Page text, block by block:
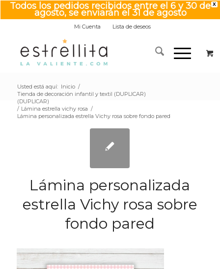
X
Todos los pedidos recibidos entre el 6 y 30 de
agosto, se enviarán el 31 de agosto
Mi Cuenta Lista de deseos
Usted está aquí: Inicio /
Tienda de decoración infantil y textil (DUPLICAR)
(DUPLICAR)
/ Lámina estrella vichy rosa /
Lámina personalizada estrella Vichy rosa sobre fondo pared
Lámina personalizada
estrella Vichy rosa sobre
fondo pared